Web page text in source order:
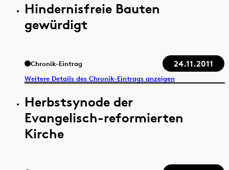
Hindernisfreie Bauten
gewürdigt
Chronik-Eintrag 24.11.2011
Weitere Details des Chronik-Eintrags anzeigen
Herbstsynode der
Evangelisch-reformierten
Kirche